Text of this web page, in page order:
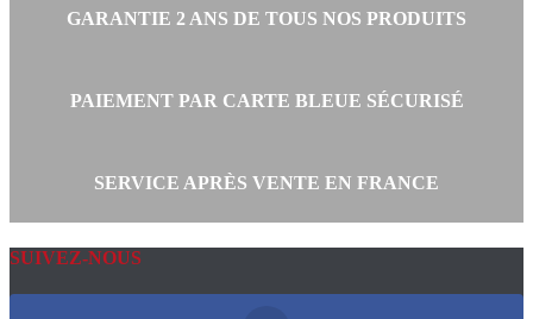
GARANTIE 2 ANS DE TOUS NOS PRODUITS
PAIEMENT PAR CARTE BLEUE SÉCURISÉ
SERVICE APRÈS VENTE EN FRANCE
SUIVEZ-NOUS